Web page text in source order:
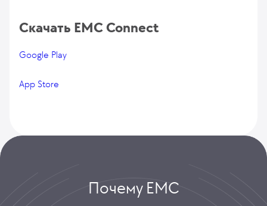
Скачать EMC Connect
Google Play
App Store
Почему ЕМС